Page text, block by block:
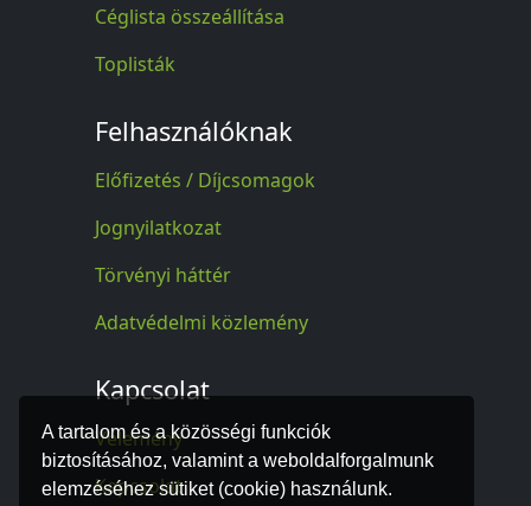
A tartalom és a közösségi funkciók
biztosításához, valamint a weboldalforgalmunk
elemzéséhez sütiket (cookie) használunk.
Céglista összeállítása
Toplisták
Felhasználóknak
Előfizetés / Díjcsomagok
Jognyilatkozat
Törvényi háttér
Adatvédelmi közlemény
Kapcsolat
Vélemény
Kapcsolat